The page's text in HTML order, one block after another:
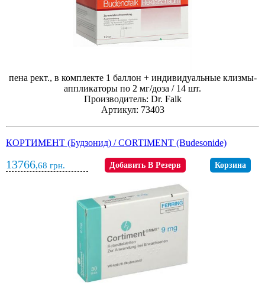
пена рект., в комплекте 1 баллон + индивидуальные клизмы-
аппликаторы по 2 мг/доза / 14 шт.
Производитель: Dr. Falk
Артикул: 73403
КОРТИМЕНТ (Будзонид) / CORTIMENT (Budesonide)
13766,68 грн. Добавить В Резерв Корзина